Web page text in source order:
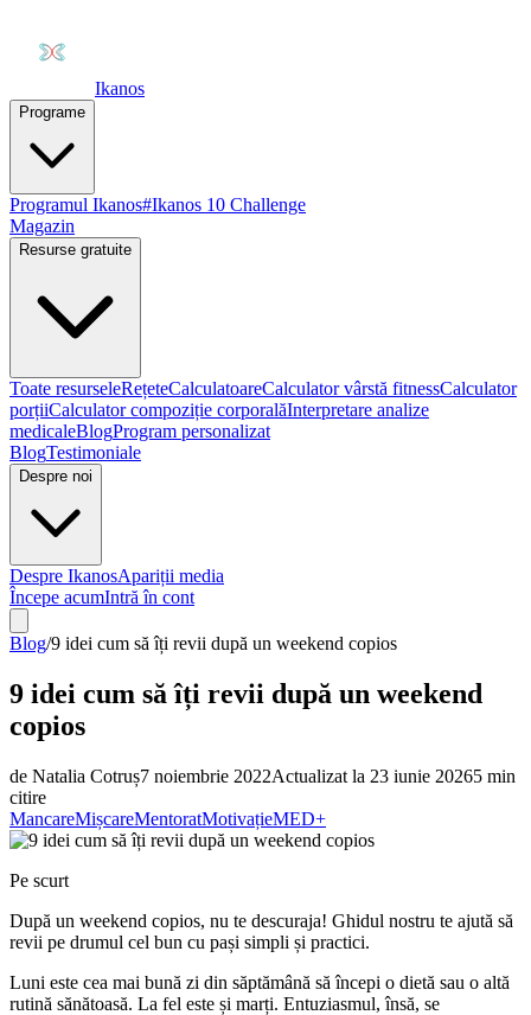
Ikanos
Programe
Programul Ikanos#Ikanos 10 Challenge
Magazin
Resurse gratuite
Toate resurseleRețeteCalculatoareCalculator vârstă fitnessCalculator
porțiiCalculator compoziție corporalăInterpretare analize
medicaleBlogProgram personalizat
BlogTestimoniale
Despre noi
Despre IkanosApariții media
Începe acumIntră în cont
Blog/9 idei cum să îți revii după un weekend copios
9 idei cum să îți revii după un weekend
copios
de Natalia Cotruș7 noiembrie 2022Actualizat la 23 iunie 20265 min
citire
MancareMișcareMentoratMotivațieMED+
Pe scurt
După un weekend copios, nu te descuraja! Ghidul nostru te ajută să
revii pe drumul cel bun cu pași simpli și practici.
Luni este cea mai bună zi din săptămână să începi o dietă sau o altă
rutină sănătoasă. La fel este și marți. Entuziasmul, însă, se